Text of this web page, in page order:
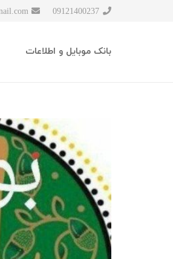
09121400237
بانک موبایل و اطلاعات